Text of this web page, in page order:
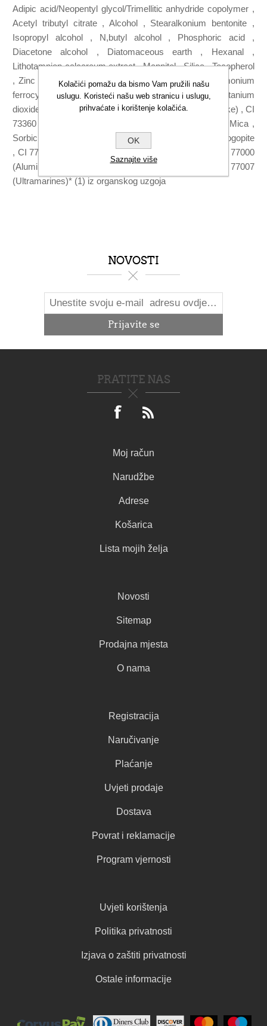
Adipic acid/Neopentyl glycol/Trimellitic anhydride copolymer ,
Acetyl tributyl citrate , Alcohol , Stearalkonium bentonite ,
Isopropyl alcohol , N,butyl alcohol , Phosphoric acid ,
Diacetone alcohol , Diatomaceous earth , Hexanal ,
Lithotamnion calcareum extract , Mannitol , Silica , Tocopherol
, Zinc sulfate [+/, May contain : CI 77510 (Ferric ammonium
ferrocyanide) , CI 15880 (Red 34 Lake) , CI 77891 (Titanium
dioxide) , CI 77499 (Iron oxides) , CI 19140 (Yellow 5 lake) , CI
73360 (Red 30) , CI 77491 (Iron oxides) , Tin oxide , Mica ,
Sorbic acid , CI 15850 (Red 7 lake) , Synthetic fluorphlogopite
, CI 77742 (Manganese violet) , CI 12085 (Red 36) , CI 77000
(Aluminium powder) , Calcium sodium borosilicate , CI 77007
(Ultramarines)* (1) iz organskog uzgoja
NOVOSTI
PRATITE NAS
Moj račun
Narudžbe
Adrese
Košarica
Lista mojih želja
Novosti
Sitemap
Prodajna mjesta
O nama
Registracija
Naručivanje
Plaćanje
Uvjeti prodaje
Dostava
Povrat i reklamacije
Program vjernosti
Uvjeti korištenja
Politika privatnosti
Izjava o zaštiti privatnosti
Ostale informacije
Kolačići pomažu da bismo Vam pružili našu
uslugu. Koristeći našu web stranicu i uslugu,
prihvaćate i korištenje kolačića.
OK
Saznajte više